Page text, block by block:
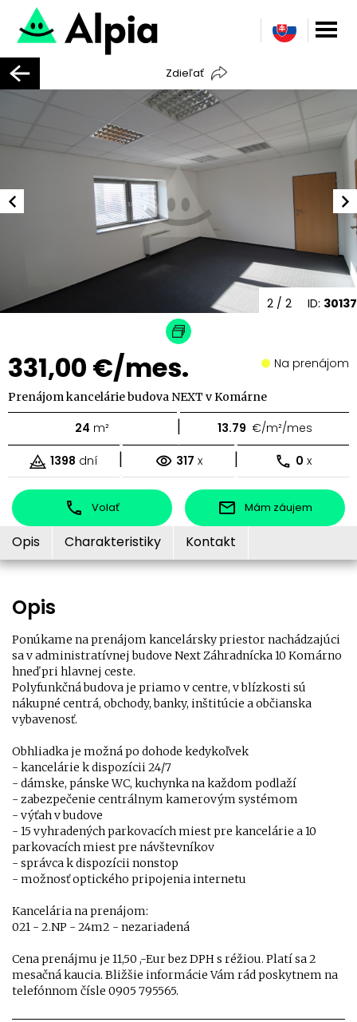
Zdieľať
ID: 30137
2 / 2
331,00 €/mes. Na prenájom
Prenájom kancelárie budova NEXT v Komárne
24 m² | 13.79 €/m²/mes
1398 dní | 317 x | 0 x
Volať Mám záujem
Opis Charakteristiky Kontakt
Opis
Ponúkame na prenájom kancelársky priestor nachádzajúci
sa v administratívnej budove Next Záhradnícka 10 Komárno
hneď pri hlavnej ceste.
Polyfunkčná budova je priamo v centre, v blízkosti sú
nákupné centrá, obchody, banky, inštitúcie a občianska
vybavenosť.
Obhliadka je možná po dohode kedykoľvek
- kancelárie k dispozícii 24/7
- dámske, pánske WC, kuchynka na každom podlaží
- zabezpečenie centrálnym kamerovým systémom
- výťah v budove
- 15 vyhradených parkovacích miest pre kancelárie a 10
parkovacích miest pre návštevníkov
- správca k dispozícii nonstop
- možnosť optického pripojenia internetu
Kancelária na prenájom:
021 - 2.NP - 24m2 - nezariadená
Cena prenájmu je 11,50 ,-Eur bez DPH s réžiou. Platí sa 2
mesačná kaucia. Bližšie informácie Vám rád poskytnem na
telefónnom čísle 0905 795565.